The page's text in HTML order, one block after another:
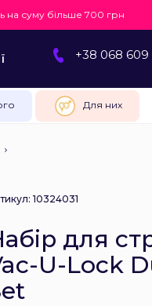
на суму більше 700 грн
+38 068 609
Для них
10324031
для
U-Lock